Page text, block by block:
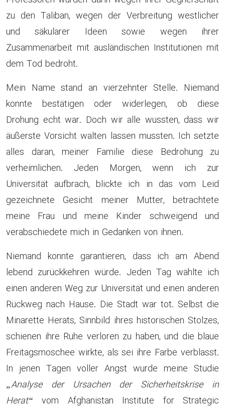
zu den Taliban, wegen der Verbreitung westlicher
und säkularer Ideen sowie wegen ihrer
Zusammenarbeit mit ausländischen Institutionen mit
dem Tod bedroht.
Mein Name stand an vierzehnter Stelle. Niemand
konnte bestätigen oder widerlegen, ob diese
Drohung echt war. Doch wir alle wussten, dass wir
äußerste Vorsicht walten lassen mussten. Ich setzte
alles daran, meiner Familie diese Bedrohung zu
verheimlichen. Jeden Morgen, wenn ich zur
Universität aufbrach, blickte ich in das vom Leid
gezeichnete Gesicht meiner Mutter, betrachtete
meine Frau und meine Kinder schweigend und
verabschiedete mich in Gedanken von ihnen.
Niemand konnte garantieren, dass ich am Abend
lebend zurückkehren würde. Jeden Tag wählte ich
einen anderen Weg zur Universität und einen anderen
Rückweg nach Hause. Die Stadt war tot. Selbst die
Minarette Herats, Sinnbild ihres historischen Stolzes,
schienen ihre Ruhe verloren zu haben, und die blaue
Freitagsmoschee wirkte, als sei ihre Farbe verblasst.
In jenen Tagen voller Angst wurde meine Studie
„Analyse der Ursachen der Sicherheitskrise in
Herat“
vom Afghanistan Institute for Strategic